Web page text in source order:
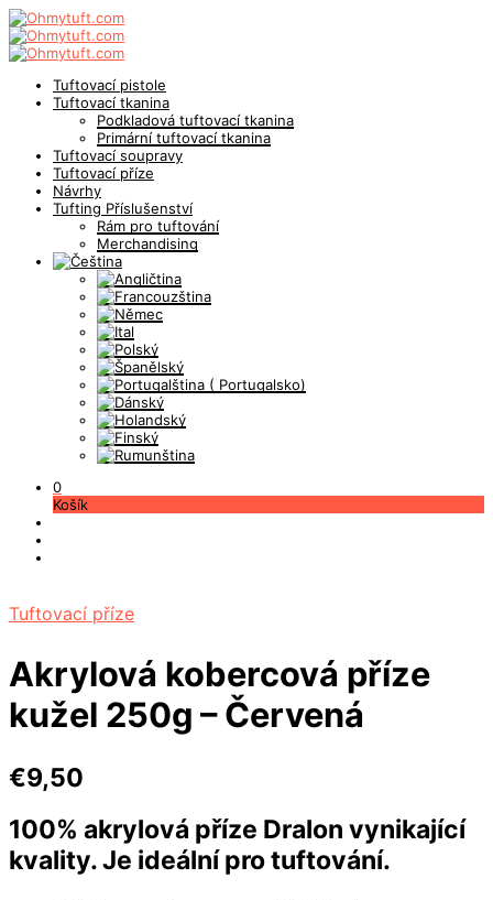
Tuftovací pistole
Tuftovací tkanina
Podkladová tuftovací tkanina
Primární tuftovací tkanina
Tuftovací soupravy
Tuftovací příze
Návrhy
Tufting Příslušenství
Rám pro tuftování
Merchandising
0
Košík
Tuftovací příze
Akrylová kobercová příze
kužel 250g – Červená
€9,50
100% akrylová příze Dralon vynikající
kvality. Je ideální pro tuftování.